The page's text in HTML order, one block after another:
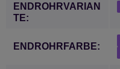
ENDROHRVARIAN
TE:
ENDROHRFARBE: